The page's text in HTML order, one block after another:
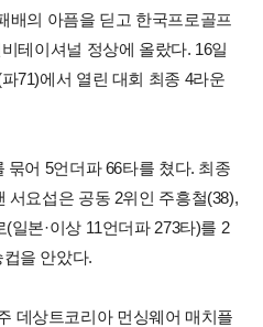
배의 아픔을 딛고 한국프로골프
테이셔널 정상에 올랐다. 16일
71)에서 열린 대회 최종 4라운
묶어 5언더파 66타를 쳤다. 최종
서요섭은 공동 2위인 주흥철(38),
일본·이상 11언더파 273타)를 2
을 안았다.
데상트코리아 먼싱웨어 매치플